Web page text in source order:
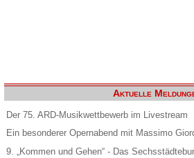
Aktuelle
Der 75. ARD-Musikwettbewerb im Livestream
Ein besonderer Opernabend mit Massimo
9. „Kommen und Gehen“ - Das